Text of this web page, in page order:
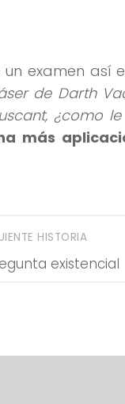
examen así
de Darth
¿como
más
HISTORIA
existencial